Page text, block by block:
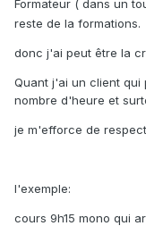
Formateur ( dans un
reste de la formations.
donc j'ai peut être la
Quant j'ai un client qui
nombre d'heure et
je m'efforce de
l'exemple:
cours 9h15 mono qui